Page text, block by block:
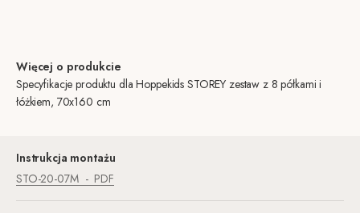
Więcej o produkcie
Specyfikacje produktu dla Hoppekids STOREY zestaw z 8 półkami i
łóżkiem, 70x160 cm
Instrukcja montażu
STO-20-07M
PDF